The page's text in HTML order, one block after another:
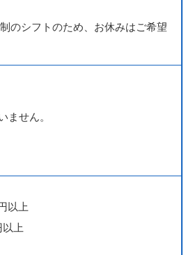
のシフトのため、お休みはご希望
せん。
以上
上